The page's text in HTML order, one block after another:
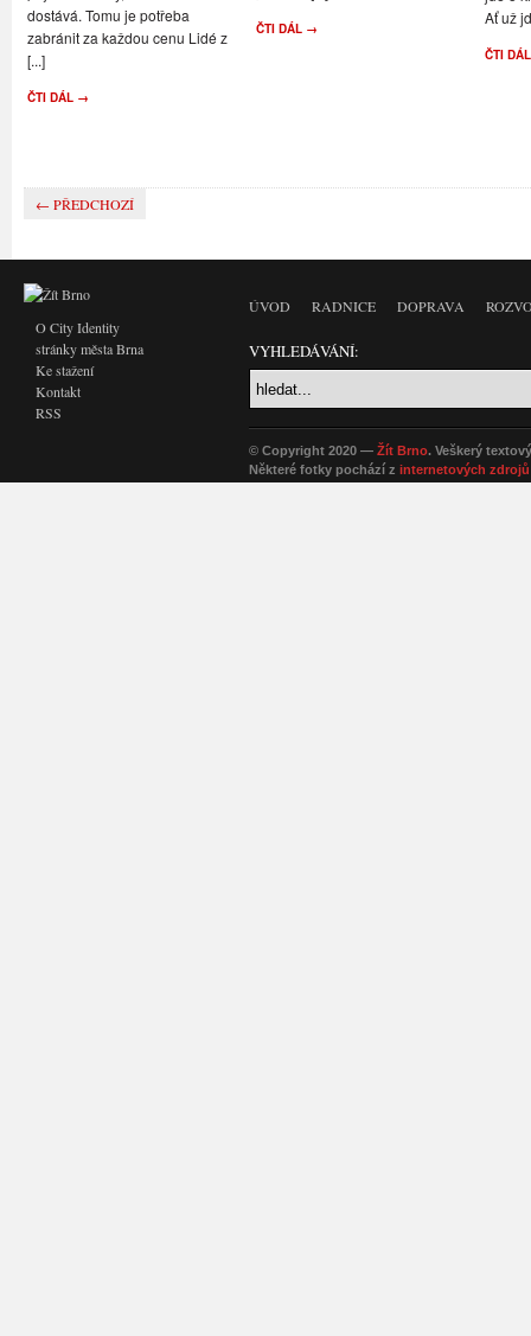
dostává. Tomu je potřeba
zabránit za každou cenu Lidé z
[...]
ČTI DÁL →
ČTI DÁL →
Ať už
ČTI
← PŘEDCHOZÍ
O City Identity
stránky města Brna
Ke stažení
Kontakt
RSS
ÚVOD RADNICE DOPRAVA
VYHLEDÁVÁNÍ:
© Copyright 2020 — Žít Brno. Veškerý
Některé fotky pochází z internetových